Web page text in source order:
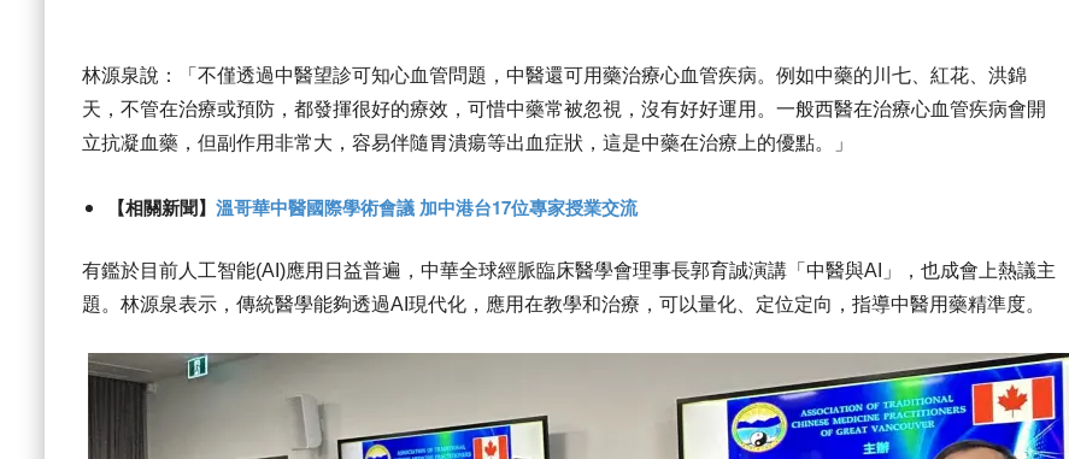
林源泉說：「不僅透過中醫望診可知心血管問題，中醫還可用藥治療心血管疾病。例如中藥的川七、紅花、洪錦
天，不管在治療或預防，都發揮很好的療效，可惜中藥常被忽視，沒有好好運用。一般西醫在治療心血管疾病會開
立抗凝血藥，但副作用非常大，容易伴隨胃潰瘍等出血症狀，這是中藥在治療上的優點。」
【相關新聞】 溫哥華中醫國際學術會議 加中港台17位專家授業交流
有鑑於目前人工智能(AI)應用日益普遍，中華全球經脈臨床醫學會理事長郭育誠演講「中醫與AI」，也成會上熱議主
題。林源泉表示，傳統醫學能夠透過AI現代化，應用在教學和治療，可以量化、定位定向，指導中醫用藥精準度。